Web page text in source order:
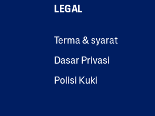
LEGAL
Terma & syarat
Dasar Privasi
Polisi Kuki